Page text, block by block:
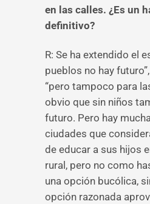
en las calles. ¿Es un
definitivo?
R: Se ha extendido el
pueblos no hay
“pero tampoco para
obvio que sin niños
futuro. Pero hay
ciudades que
de educar a sus hijos
rural, pero no como
una opción bucólica,
opción razonada